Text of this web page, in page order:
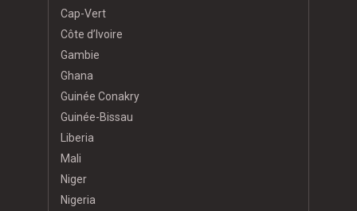
Cap-Vert
Côte d’Ivoire
Gambie
Ghana
Guinée Conakry
Guinée-Bissau
Liberia
Mali
Niger
Nigeria